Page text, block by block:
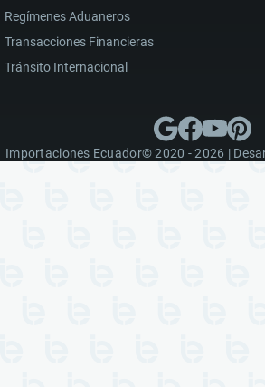
Regímenes Aduaneros
Transacciones Financieras
Tránsito Internacional
Importaciones Ecuador© 2020 - 2026 |